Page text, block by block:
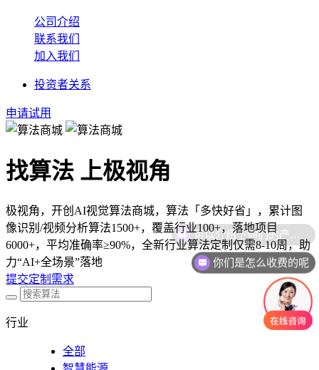
公司介绍
联系我们
加入我们
投资者关系
申请试用
找算法 上极视角
极视角，开创AI视觉算法商城，算法「多快好省」，累计图
像识别/视频分析算法1500+，覆盖行业100+，落地项目
6000+，平均准确率≥90%，全新行业算法定制仅需8-10周，助
力“AI+全场景”落地
提交定制需求
行业
全部
你们是怎么收费的呢